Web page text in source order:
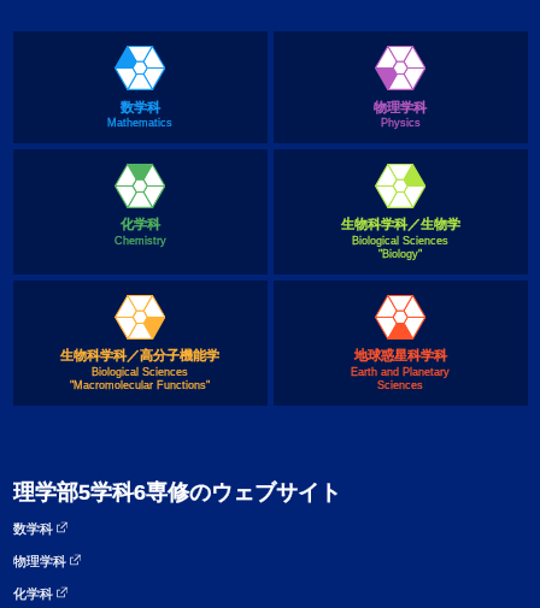
数学科
Mathematics
物理学科
Physics
化学科
Chemistry
生物科学科／生物学
Biological Sciences
"Biology"
生物科学科／高分子機能学
Biological Sciences
"Macromolecular Functions"
地球惑星科学科
Earth and Planetary
Sciences
理学部5学科6専修のウェブサイト
数学科
物理学科
化学科